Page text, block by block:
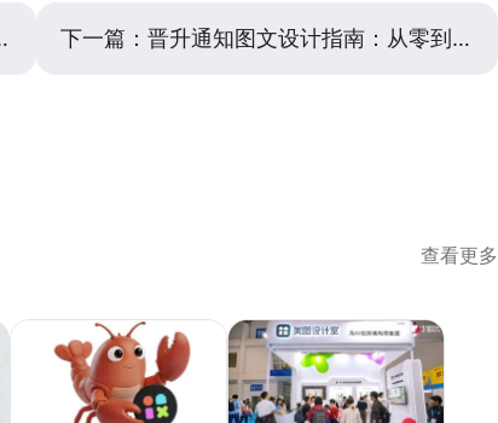
下一篇： 晋升通知图文设计指南：从零到专业的高效方法
查看更多